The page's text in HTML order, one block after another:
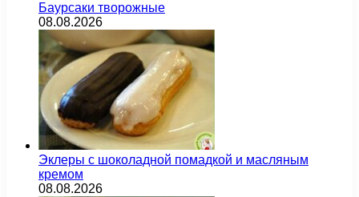
Баурсаки творожные
08.08.2026
Эклеры с шоколадной помадкой и масляным
кремом
08.08.2026